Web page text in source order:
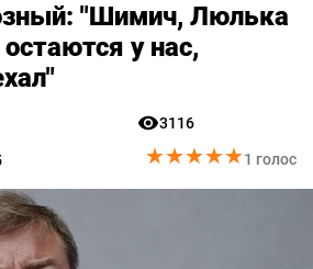
"Шимич, Люлька
у нас,
3116
★★★★★
★★★★★1 голос